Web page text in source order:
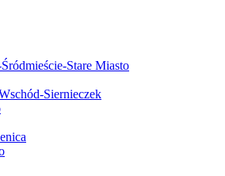
Stare Miasto
Siernieczek